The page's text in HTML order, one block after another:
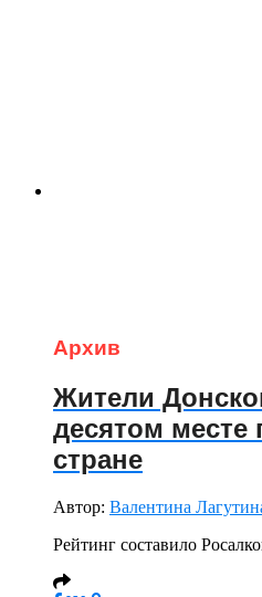
Архив
Жители
десятом месте
стране
Автор: Валентина
Рейтинг составило